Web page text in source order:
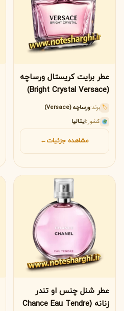
عطر برایت کریستال ورساچه
(Bright Crystal Versace)
🏷 برند:ورساچه (Versace)
کشور:ایتالیا
مشاهده جزئیات←
عطر شنل چنس او تندر
زنانه (Chance Eau Tendre